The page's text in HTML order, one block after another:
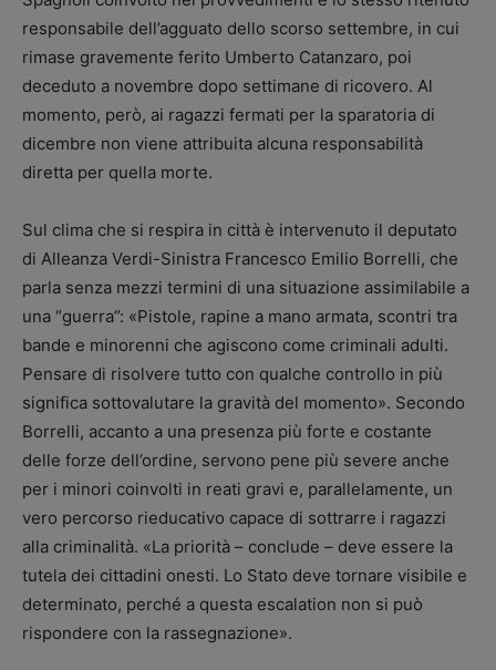
responsabile dell’agguato dello scorso settembre, in cui
rimase gravemente ferito Umberto Catanzaro, poi
deceduto a novembre dopo settimane di ricovero. Al
momento, però, ai ragazzi fermati per la sparatoria di
dicembre non viene attribuita alcuna responsabilità
diretta per quella morte.
Sul clima che si respira in città è intervenuto il deputato
di Alleanza Verdi-Sinistra Francesco Emilio Borrelli, che
parla senza mezzi termini di una situazione assimilabile a
una “guerra”: «Pistole, rapine a mano armata, scontri tra
bande e minorenni che agiscono come criminali adulti.
Pensare di risolvere tutto con qualche controllo in più
significa sottovalutare la gravità del momento». Secondo
Borrelli, accanto a una presenza più forte e costante
delle forze dell’ordine, servono pene più severe anche
per i minori coinvolti in reati gravi e, parallelamente, un
vero percorso rieducativo capace di sottrarre i ragazzi
alla criminalità. «La priorità – conclude – deve essere la
tutela dei cittadini onesti. Lo Stato deve tornare visibile e
determinato, perché a questa escalation non si può
rispondere con la rassegnazione».